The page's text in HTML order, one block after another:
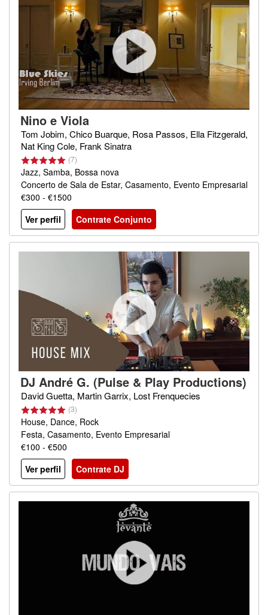
Nino e Viola
Tom Jobim, Chico Buarque, Rosa Passos, Ella Fitzgerald,
Nat King Cole, Frank Sinatra
(7)
Jazz, Samba, Bossa nova
Concerto de Sala de Estar, Casamento, Evento Empresarial
€300 - €1500
Ver perfil
Contrate Conjunto
DJ André G. (Pulse & Play Productions)
David Guetta, Martin Garrix, Lost Frenquecies
(3)
House, Dance, Rock
Festa, Casamento, Evento Empresarial
€100 - €500
Ver perfil
Contrate DJ